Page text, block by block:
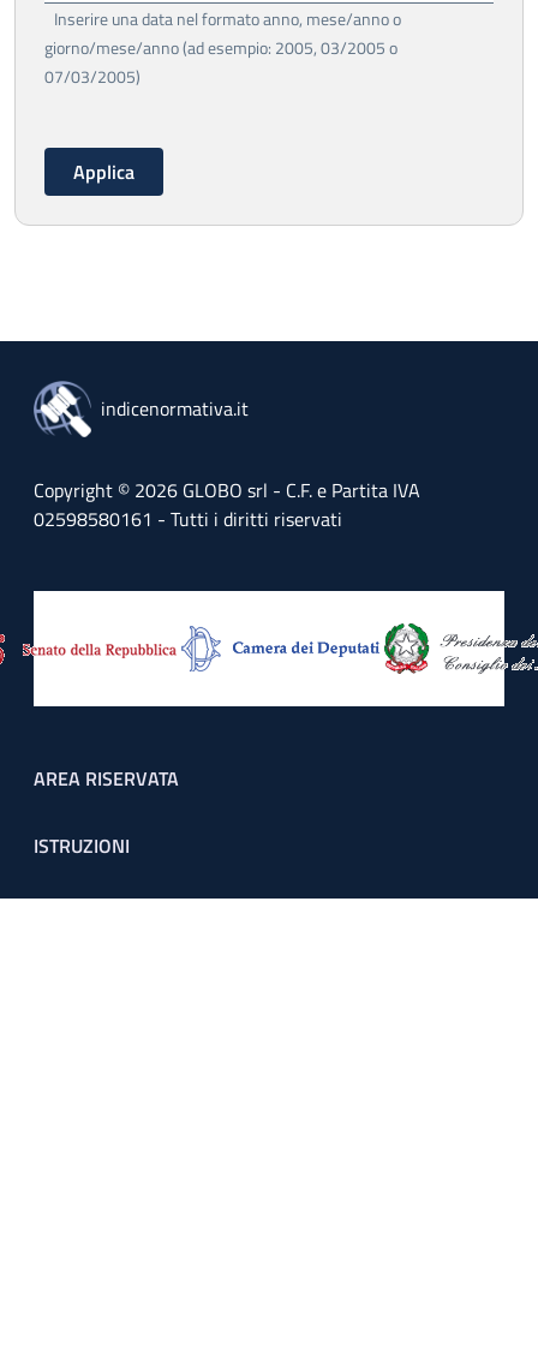
Inserire una data nel formato anno, mese/anno o
giorno/mese/anno (ad esempio: 2005, 03/2005 o
07/03/2005)
indicenormativa.it
Copyright © 2026 GLOBO srl - C.F. e Partita IVA
02598580161 - Tutti i diritti riservati
Footer menu
AREA RISERVATA
ISTRUZIONI